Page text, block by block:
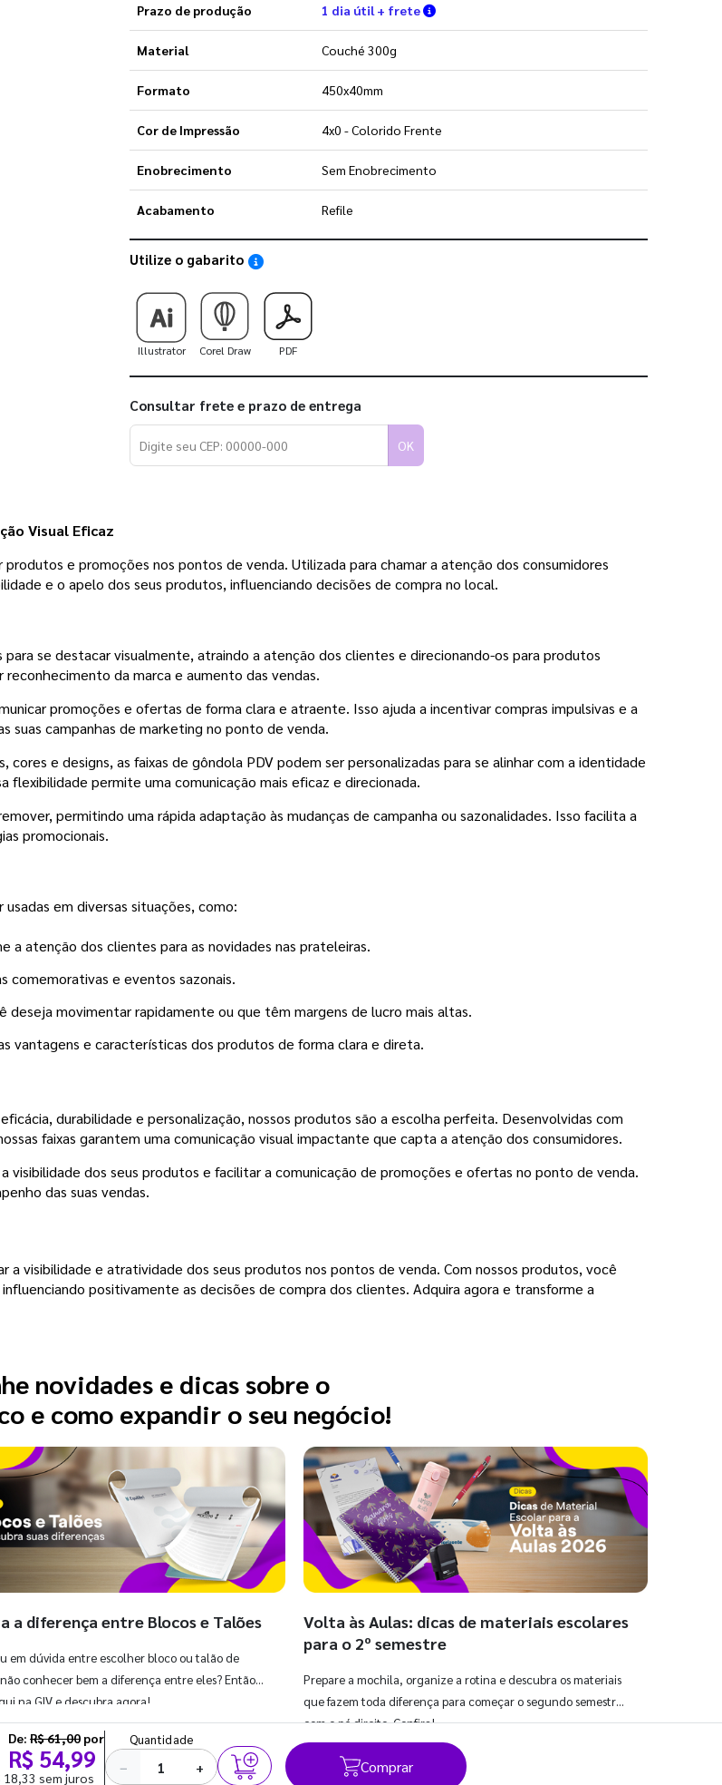
Prazo de produção 1 dia útil + frete Verifique as condições de entrega
Material Couché 300g
Formato 450x40mm
Cor de Impressão 4x0 - Colorido Frente
Enobrecimento Sem Enobrecimento
Acabamento Refile
Utilize o gabarito Saiba como utilizar os nossos gabaritos
Illustrator Corel Draw PDF
Consultar frete e prazo de entrega
OK
Visual Eficaz
e promoções nos pontos de venda. Utilizada para chamar a atenção dos consumidores
e o apelo dos seus produtos, influenciando decisões de compra no local.
para se destacar visualmente, atraindo a atenção dos clientes e direcionando-os para produtos
da marca e aumento das vendas.
promoções e ofertas de forma clara e atraente. Isso ajuda a incentivar compras impulsivas e a
suas campanhas de marketing no ponto de venda.
cores e designs, as faixas de gôndola PDV podem ser personalizadas para se alinhar com a identidade
flexibilidade permite uma comunicação mais eficaz e direcionada.
permitindo uma rápida adaptação às mudanças de campanha ou sazonalidades. Isso facilita a
promocionais.
em diversas situações, como:
a atenção dos clientes para as novidades nas prateleiras.
comemorativas e eventos sazonais.
deseja movimentar rapidamente ou que têm margens de lucro mais altas.
vantagens e características dos produtos de forma clara e direta.
durabilidade e personalização, nossos produtos são a escolha perfeita. Desenvolvidas com
faixas garantem uma comunicação visual impactante que capta a atenção dos consumidores.
visibilidade dos seus produtos e facilitar a comunicação de promoções e ofertas no ponto de venda.
das suas vendas.
a visibilidade e atratividade dos seus produtos nos pontos de venda. Com nossos produtos, você
positivamente as decisões de compra dos clientes. Adquira agora e transforme a
novidades e dicas sobre o
e como expandir o seu negócio!
a diferença entre Blocos e Talões
em dúvida entre escolher bloco ou talão de
conhecer bem a diferença entre eles? Então,
na GIV e descubra agora!
Volta às Aulas: dicas de materiais escolares
para o 2º semestre
Prepare a mochila, organize a rotina e descubra os materiais
que fazem toda diferença para começar o segundo semestre
com o pé direito. Confira!
De: R$ 61,00 por
R$ 54,99
18,33 sem juros
Quantidade
− + Comprar